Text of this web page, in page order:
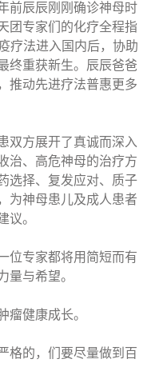
前辰辰刚刚确诊神母时
团专家们的化疗全程指
疗法进入国内后，协助
终重获新生。辰辰爸爸
推动先进疗法普惠更多
双方展开了真诚而深入
治、高危神母的治疗方
选择、复发应对、质子
为神母患儿及成人患者
。
位专家都将用简短而有
与希望。
健康成长。
格的，们要尽量做到百